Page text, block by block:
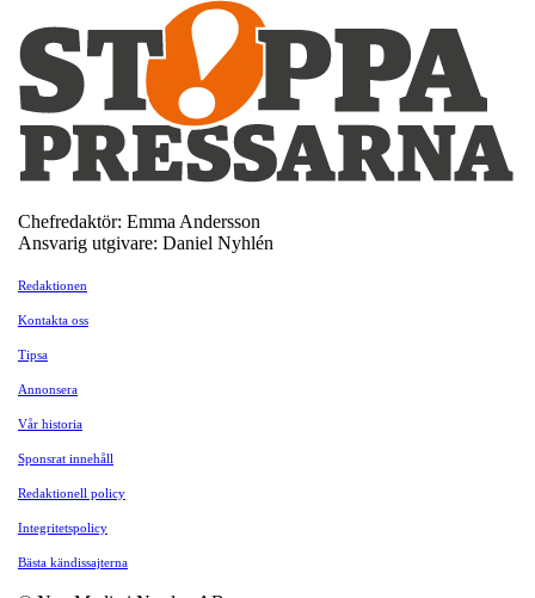
Chefredaktör: Emma Andersson
Ansvarig utgivare: Daniel Nyhlén
Redaktionen
Kontakta oss
Tipsa
Annonsera
Vår historia
Sponsrat innehåll
Redaktionell policy
Integritetspolicy
Bästa kändissajterna